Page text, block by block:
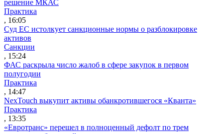
решение МКАС
Практика
, 16:05
Суд ЕС истолкует санкционные нормы о разблокировке
активов
Санкции
, 15:24
ФАС раскрыла число жалоб в сфере закупок в первом
полугодии
Практика
, 14:47
NexTouch выкупит активы обанкротившегося «Кванта»
Практика
, 13:35
«Евротранс» перешел в полноценный дефолт по трем